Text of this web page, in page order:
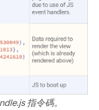
指令碼。